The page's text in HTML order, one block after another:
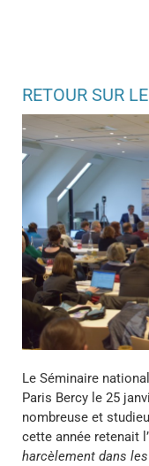
RETOUR SUR
Le Séminaire
Paris Bercy le 25
nombreuse et
cette année retenait
harcèlement dans